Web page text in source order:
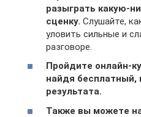
разыграть какую-
сценку. Слушайте,
уловить сильные и
разговоре.
Пройдите онлайн-
найдя бесплатный,
результата.
Также вы можете